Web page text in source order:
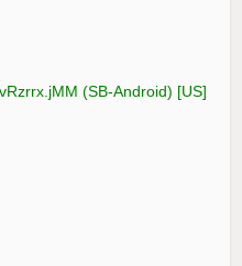
(SB-Android) [US]